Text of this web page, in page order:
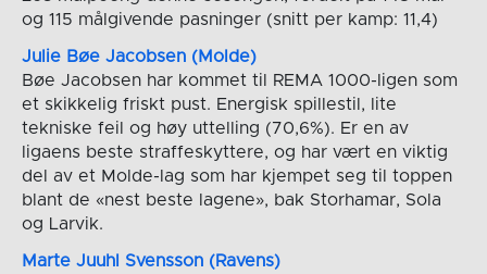
og 115 målgivende pasninger (snitt per kamp: 11,4)
Julie Bøe Jacobsen (Molde)
Bøe Jacobsen har kommet til REMA 1000-ligen som
et skikkelig friskt pust. Energisk spillestil, lite
tekniske feil og høy uttelling (70,6%). Er en av
ligaens beste straffeskyttere, og har vært en viktig
del av et Molde-lag som har kjempet seg til toppen
blant de «nest beste lagene», bak Storhamar, Sola
og Larvik.
Marte Juuhl Svensson (Ravens)